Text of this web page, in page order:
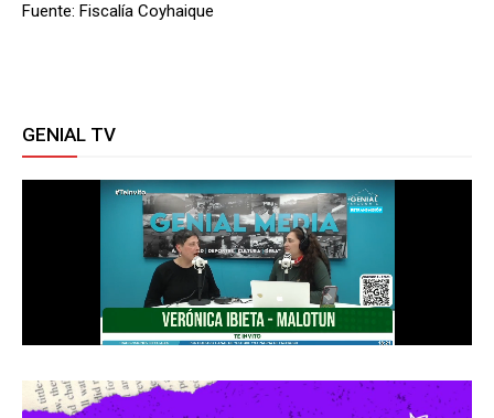
Fuente: Fiscalía Coyhaique
GENIAL TV